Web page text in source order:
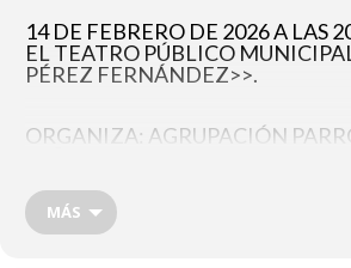
14 DE FEBRERO DE 2026 A LAS
EL TEATRO PÚBLICO
PÉREZ FERNÁNDEZ>>.
ORGANIZA: AGRUPACIÓN
DE LOS DESAMPARADOS.
MÁS